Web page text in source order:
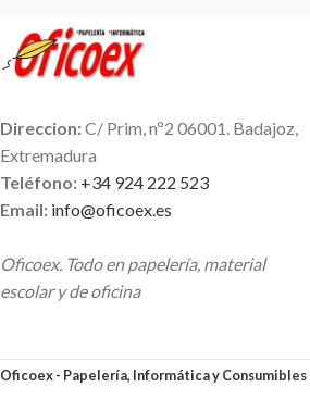
Direccion:C/ Prim, nº2 06001. Badajoz,
Extremadura
Teléfono: +34 924 222 523
Email: info@oficoex.es
Oficoex. Todo en papelería, material
escolar y de oficina
Oficoex - Papelería, Informática y Consumibles